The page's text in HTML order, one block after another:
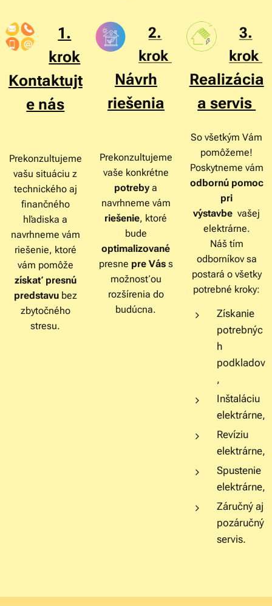
1.
krok
Kontaktujt
e nás
Prekonzultujeme
vašu situáciu z
technického aj
finančného
hľadiska a
navrhneme vám
riešenie, ktoré
vám pomôže
získať presnú
predstavubez
zbytočného
stresu.
2.
krok
Návrh
riešenia
Prekonzultujeme
vaše konkrétne
potreby a
navrhneme vám
riešenie, ktoré
bude
optimalizované
presne pre Váss
možnosťou
rozšírenia do
budúcna.
3.
krok
Realizácia
a servis
So všetkým Vám
pomôžeme!
Poskytneme vám
odbornú pomoc
pri
výstavbevašej
elektrárne.
Náš tím
odborníkov sa
postará o všetky
potrebné kroky:
Získanie
potrebnýc
h
podkladov
,
Inštaláciu
elektrárne,
Revíziu
elektrárne,
Spustenie
elektrárne,
Záručný aj
pozáručný
servis.